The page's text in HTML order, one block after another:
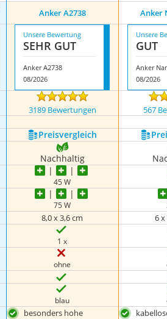
Anker A2738 Anker
Unsere Bewertung
SEHR GUT
Anker A2738
08/2026
Unsere
GUT
Anker
08/2026
3189 Bewertungen 567
Preis­vergleich
Nachhaltig
45 W
75 W
8,0 x 3,6 cm 6 x
1 x
ohne
blau
besonders hohe